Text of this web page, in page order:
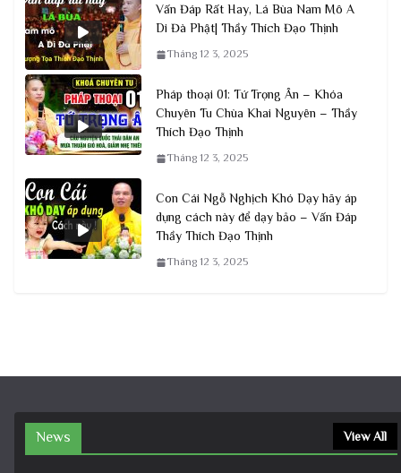
Vấn Đáp Rất Hay, Lá Bùa Nam Mô A
Di Đà Phật| Thầy Thích Đạo Thịnh
Tháng 12 3, 2025
Pháp thoại 01: Tứ Trọng Ân – Khóa
Chuyên Tu Chùa Khai Nguyên – Thầy
Thích Đạo Thịnh
Tháng 12 3, 2025
Con Cái Ngỗ Nghịch Khó Dạy hãy áp
dụng cách này để dạy bảo – Vấn Đáp
Thầy Thích Đạo Thịnh
Tháng 12 3, 2025
News View All